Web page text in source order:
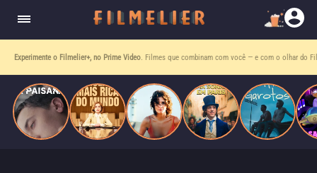
Entre tantas opções,receba o que mais vale seu tempo!
Toda sexta, no seu e-mail.
quando se apaixona por um de seus alvos.